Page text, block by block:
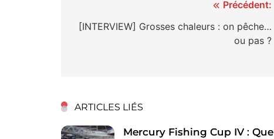
de
Précédent:
[INTERVIEW] Grosses chaleurs : on pêche…
ou pas ?
ARTICLES LIÉS
Mercury Fishing Cup IV : Que